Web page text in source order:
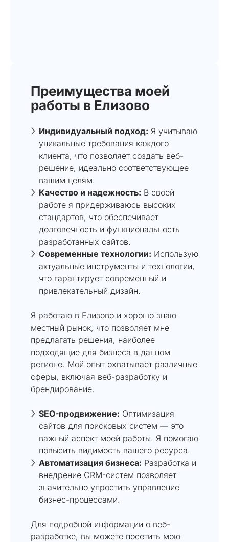
Преимущества моей
работы в Елизово
Индивидуальный подход: Я учитываю
уникальные требования каждого
клиента, что позволяет создать веб-
решение, идеально соответствующее
вашим целям.
Качество и надежность: В своей
работе я придерживаюсь высоких
стандартов, что обеспечивает
долговечность и функциональность
разработанных сайтов.
Современные технологии: Использую
актуальные инструменты и технологии,
что гарантирует современный и
привлекательный дизайн.
Я работаю в Елизово и хорошо знаю
местный рынок, что позволяет мне
предлагать решения, наиболее
подходящие для бизнеса в данном
регионе. Мой опыт охватывает различные
сферы, включая веб-разработку и
брендирование.
SEO-продвижение: Оптимизация
сайтов для поисковых систем — это
важный аспект моей работы. Я помогаю
повысить видимость вашего ресурса.
Автоматизация бизнеса: Разработка и
внедрение CRM-систем позволяет
значительно упростить управление
бизнес-процессами.
Для подробной информации о веб-
разработке, вы можете посетить мою